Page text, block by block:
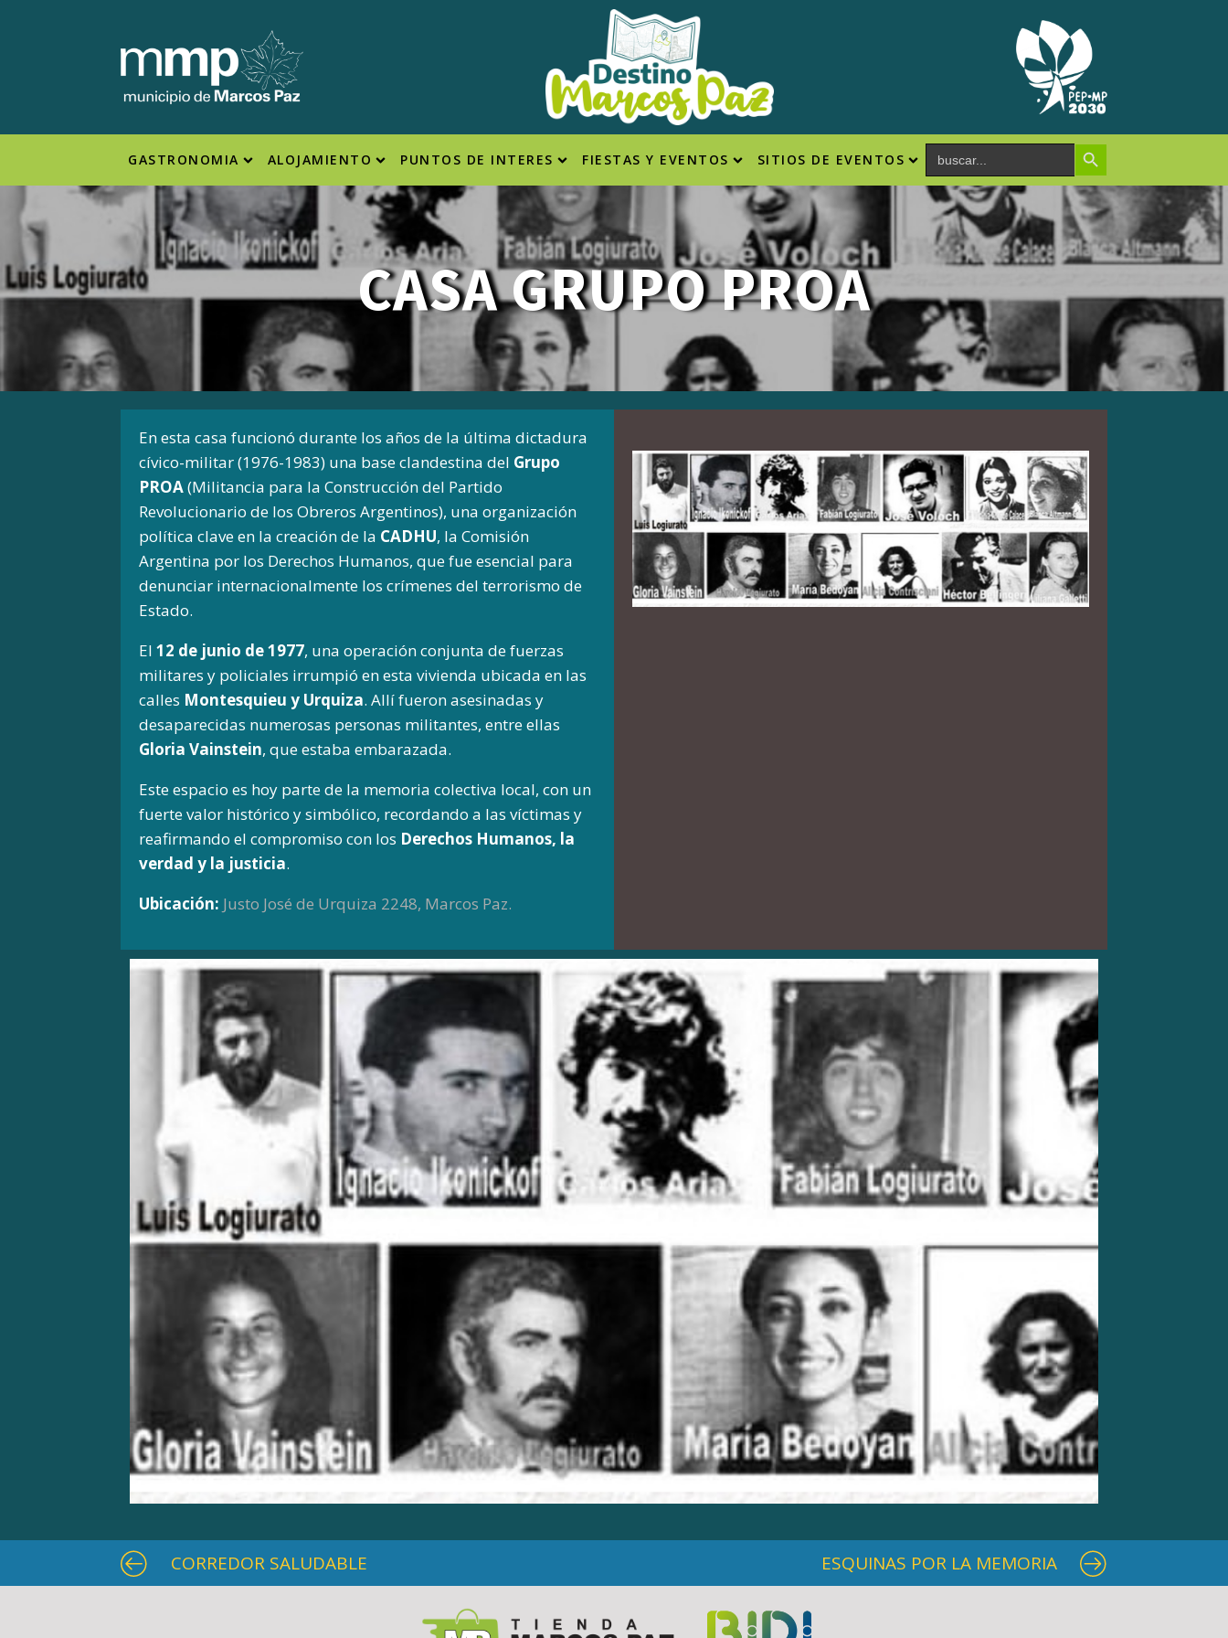
GASTRONOMIA ALOJAMIENTO PUNTOS DE INTERES FIESTAS Y EVENTOS SITIOS DE EVENTOS Search
for:
Search Button
CASA GRUPO PROA
En esta casa funcionó durante los años de la última dictadura
cívico-militar (1976-1983) una base clandestina del Grupo
PROA(Militancia para la Construcción del Partido
Revolucionario de los Obreros Argentinos), una organización
política clave en la creación de la CADHU, la Comisión
Argentina por los Derechos Humanos, que fue esencial para
denunciar internacionalmente los crímenes del terrorismo de
Estado.
El 12 de junio de 1977, una operación conjunta de fuerzas
militares y policiales irrumpió en esta vivienda ubicada en las
calles Montesquieu y Urquiza. Allí fueron asesinadas y
desaparecidas numerosas personas militantes, entre ellas
Gloria Vainstein, que estaba embarazada.
Este espacio es hoy parte de la memoria colectiva local, con un
fuerte valor histórico y simbólico, recordando a las víctimas y
reafirmando el compromiso con los Derechos Humanos, la
verdad y la justicia.
Ubicación: Justo José de Urquiza 2248, Marcos Paz.
CORREDOR SALUDABLE ESQUINAS POR LA MEMORIA